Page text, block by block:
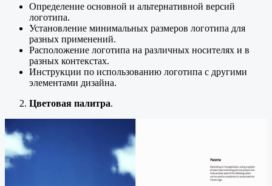
Определение основной и альтернативной версий
логотипа.
Установление минимальных размеров логотипа для
разных применений.
Расположение логотипа на различных носителях и в
разных контекстах.
Инструкции по использованию логотипа с другими
элементами дизайна.
Цветовая палитра.